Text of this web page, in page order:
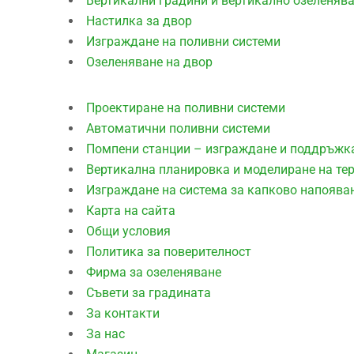
Настилка за двор
Изграждане на поливни системи
Озеленяване на двор
Проектиране на поливни системи
Автоматични поливни системи
Помпени станции – изграждане и
Вертикална планировка и моделиране на
Изграждане на система за капково
Карта на сайта
Общи условия
Политика за поверителност
Фирма за озеленяване
Съвети за градината
За контакти
За нас